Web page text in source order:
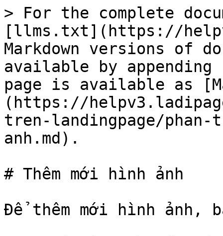
> For the complete
[llms.txt](https://
Markdown versions of
available by
page is available as
(https://
tren-landingpage/phan-
anh.md).
# Thêm mới hình ảnh
Để thêm mới hình ảnh,